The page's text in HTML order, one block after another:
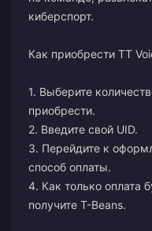
киберспорт.
Как приобрести TT
1. Выберите
приобрести.
2. Введите свой UID.
3. Перейдите к
способ оплаты.
4. Как только оплата
получите T-Beans.